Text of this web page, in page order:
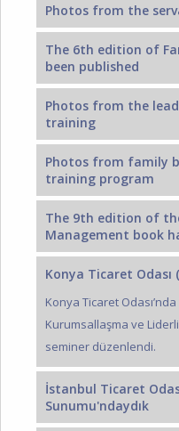
Photos from the
The 6th edition of
been published
Photos from the
training
Photos from family
training program
The 9th edition of
Management book
Konya Ticaret Odası
Konya Ticaret
Kurumsallaşma ve
seminer düzenlendi.
İstanbul Ticaret
Sunumu'ndaydık